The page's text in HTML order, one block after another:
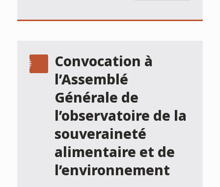
Convocation à
l’Assemblé
Générale de
l’observatoire de la
souveraineté
alimentaire et de
l’environnement